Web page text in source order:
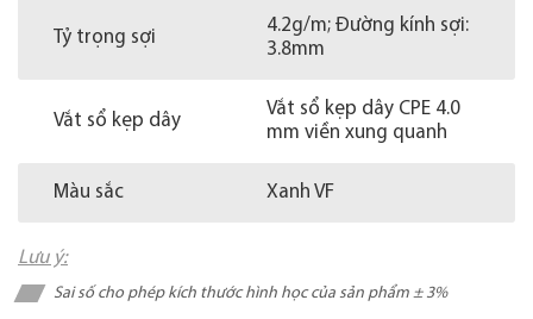
Tỷ trọng sợi
4.2g/m; Đường kính sợi:
3.8mm
Vắt sổ kẹp dây
Vắt sổ kẹp dây CPE 4.0
mm viền xung quanh
Màu sắc Xanh VF
Lưu ý:
Sai số cho phép kích thước hình học của sản phẩm ± 3%